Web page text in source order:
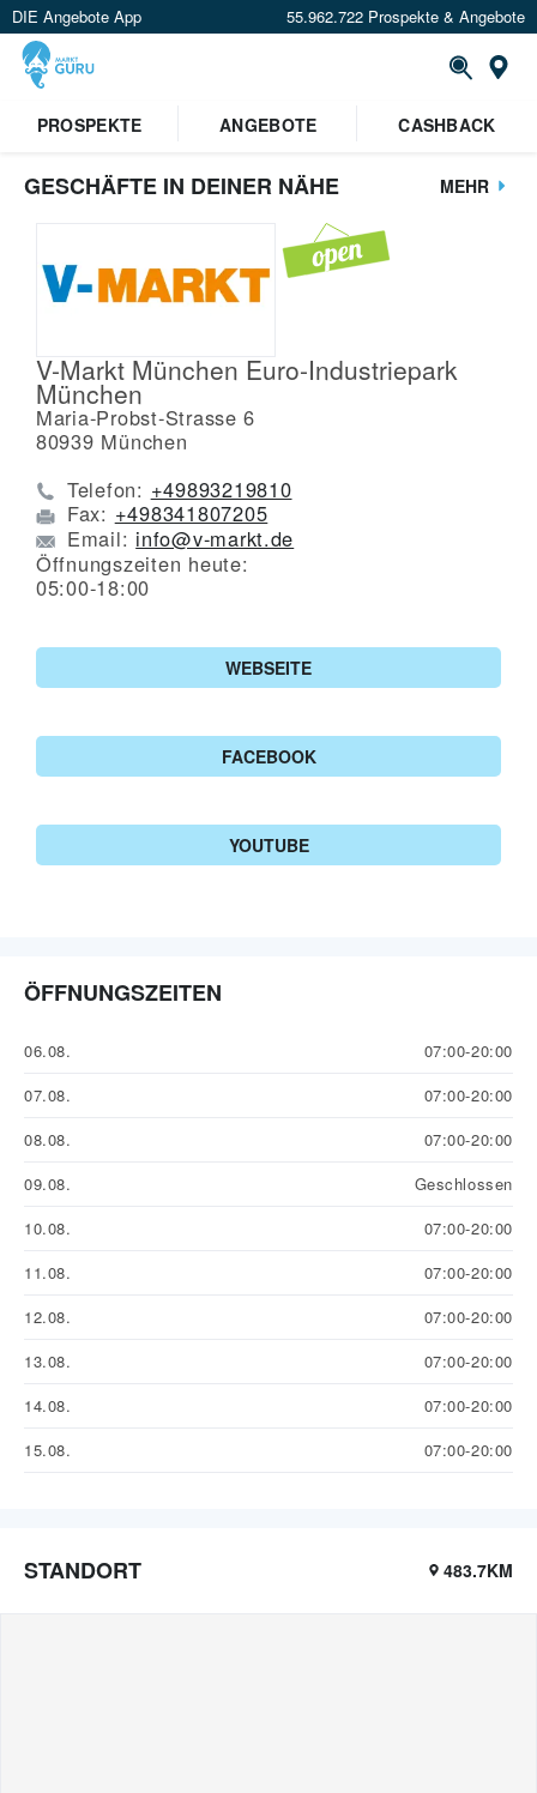
DIE Angebote App 55.962.722 Prospekte & Angebote
PROSPEKTE
ANGEBOTE CASHBACK
GESCHÄFTE IN DEINER NÄHE MEHR
V-Markt München Euro-Industriepark
München
Maria-Probst-Strasse 6
80939 München
Telefon: +49893219810
Fax: +498341807205
Email: info@v-markt.de
Öffnungszeiten heute:
05:00-18:00
WEBSEITE
FACEBOOK
YOUTUBE
ÖFFNUNGSZEITEN
06.08.
07:00-20:00
07.08.
07:00-20:00
08.08.
07:00-20:00
09.08.
Geschlossen
10.08.
07:00-20:00
11.08.
07:00-20:00
12.08.
07:00-20:00
13.08.
07:00-20:00
14.08.
07:00-20:00
15.08.
07:00-20:00
STANDORT 483.7KM